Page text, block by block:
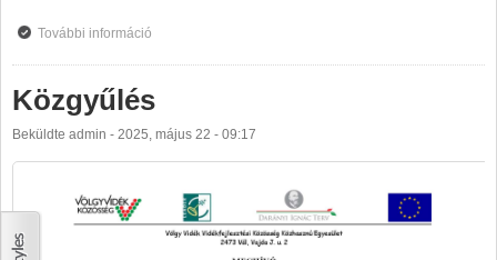
További információ
Közgyűlés
Beküldte admin - 2025, május 22 - 09:17